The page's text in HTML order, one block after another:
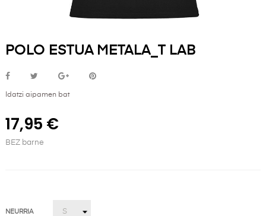
POLO ESTUA METALA_T LAB
Idatzi aipamen bat
17,95 €
BEZ barne
NEURRIA